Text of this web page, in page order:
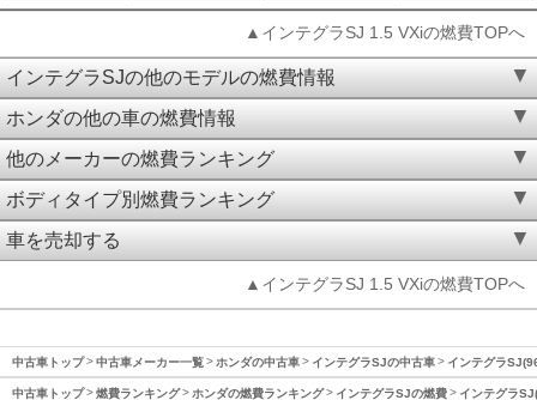
▲インテグラSJ 1.5 VXiの燃費TOPへ
インテグラSJの他のモデルの燃費情報
ホンダの他の車の燃費情報
他のメーカーの燃費ランキング
ボディタイプ別燃費ランキング
車を売却する
▲インテグラSJ 1.5 VXiの燃費TOPへ
中古車トップ 中古車メーカー一覧 ホンダの中古車 インテグラSJの中古車 インテグラ
中古車トップ 燃費ランキング ホンダの燃費ランキング インテグラSJの燃費 インテグラ